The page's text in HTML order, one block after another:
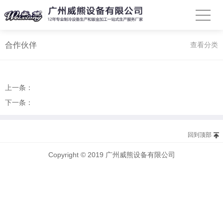
合作伙伴 查看分类
上一条：
下一条：
回到顶部
Copyright © 2019 广州威熊设备有限公司